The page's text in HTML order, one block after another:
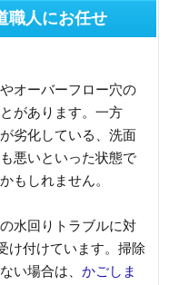
職人にお任せ
オーバーフロー穴の
があります。一方
劣化している、洗面
悪いといった状態で
もしれません。
水回りトラブルに対
け付けています。掃除
い場合は、かごしま